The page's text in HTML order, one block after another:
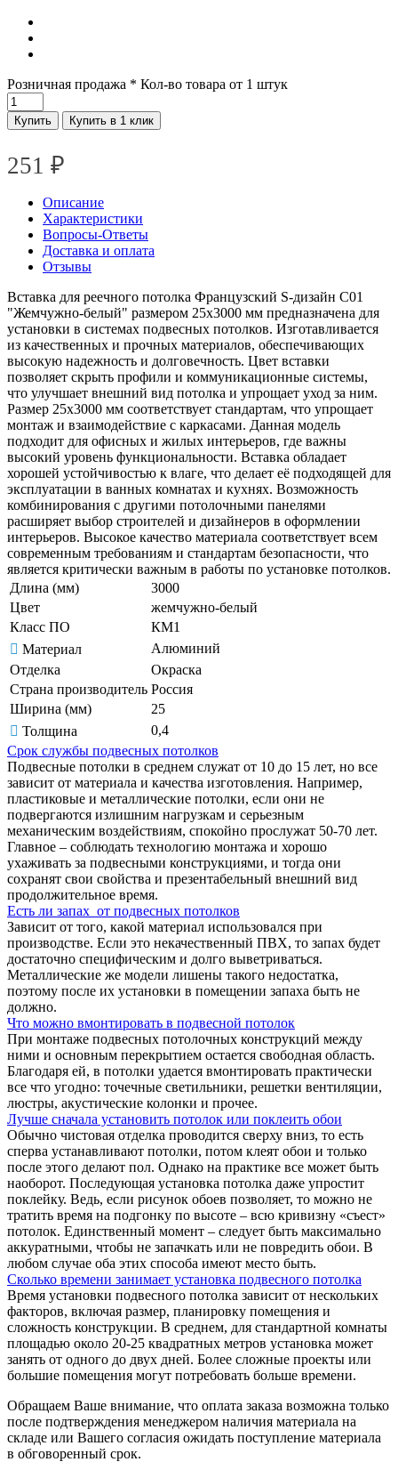
Розничная продажа * Кол-во товара от 1 штук
Купить Купить в 1 клик
251 ₽
Описание
Характеристики
Вопросы-Ответы
Доставка и оплата
Отзывы
Вставка для реечного потолка Французский S-дизайн С01
"Жемчужно-белый" размером 25х3000 мм предназначена для
установки в системах подвесных потолков. Изготавливается
из качественных и прочных материалов, обеспечивающих
высокую надежность и долговечность. Цвет вставки
позволяет скрыть профили и коммуникационные системы,
что улучшает внешний вид потолка и упрощает уход за ним.
Размер 25х3000 мм соответствует стандартам, что упрощает
монтаж и взаимодействие с каркасами. Данная модель
подходит для офисных и жилых интерьеров, где важны
высокий уровень функциональности. Вставка обладает
хорошей устойчивостью к влаге, что делает её подходящей для
эксплуатации в ванных комнатах и кухнях. Возможность
комбинирования с другими потолочными панелями
расширяет выбор строителей и дизайнеров в оформлении
интерьеров. Высокое качество материала соответствует всем
современным требованиям и стандартам безопасности, что
является критически важным в работы по установке потолков.
Длина (мм)
3000
Цвет
жемчужно-белый
Класс ПО
КМ1
Материал
Алюминий
Отделка
Окраска
Страна производитель Россия
Ширина (мм)
25
Толщина
0,4
Срок службы подвесных потолков
Подвесные потолки в среднем служат от 10 до 15 лет, но все
зависит от материала и качества изготовления. Например,
пластиковые и металлические потолки, если они не
подвергаются излишним нагрузкам и серьезным
механическим воздействиям, спокойно прослужат 50-70 лет.
Главное – соблюдать технологию монтажа и хорошо
ухаживать за подвесными конструкциями, и тогда они
сохранят свои свойства и презентабельный внешний вид
продолжительное время.
Есть ли запах от подвесных потолков
Зависит от того, какой материал использовался при
производстве. Если это некачественный ПВХ, то запах будет
достаточно специфическим и долго выветриваться.
Металлические же модели лишены такого недостатка,
поэтому после их установки в помещении запаха быть не
должно.
Что можно вмонтировать в подвесной потолок
При монтаже подвесных потолочных конструкций между
ними и основным перекрытием остается свободная область.
Благодаря ей, в потолки удается вмонтировать практически
все что угодно: точечные светильники, решетки вентиляции,
люстры, акустические колонки и прочее.
Лучше сначала установить потолок или поклеить обои
Обычно чистовая отделка проводится сверху вниз, то есть
сперва устанавливают потолки, потом клеят обои и только
после этого делают пол. Однако на практике все может быть
наоборот. Последующая установка потолка даже упростит
поклейку. Ведь, если рисунок обоев позволяет, то можно не
тратить время на подгонку по высоте – всю кривизну «съест»
потолок. Единственный момент – следует быть максимально
аккуратными, чтобы не запачкать или не повредить обои. В
любом случае оба этих способа имеют место быть.
Сколько времени занимает установка подвесного потолка
Время установки подвесного потолка зависит от нескольких
факторов, включая размер, планировку помещения и
сложность конструкции. В среднем, для стандартной комнаты
площадью около 20-25 квадратных метров установка может
занять от одного до двух дней. Более сложные проекты или
большие помещения могут потребовать больше времени.
Обращаем Ваше внимание, что оплата заказа возможна только
после подтверждения менеджером наличия материала на
складе или Вашего согласия ожидать поступление материала
в обговоренный срок.